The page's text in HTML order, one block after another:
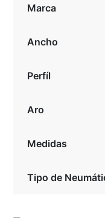
Marca
Ancho
Perfíl
Aro
Medidas
Tipo de